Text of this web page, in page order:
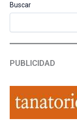
Buscar
PUBLICIDAD